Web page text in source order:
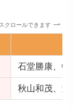
スクロールできます
石堂勝康、中
秋山和茂、大